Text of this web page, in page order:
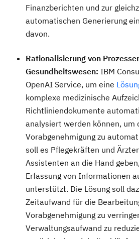
Finanzberichten und zur
automatischen Generierung
davon.
Rationalisierung von
Gesundheitswesen: IBM
OpenAI Service, um eine
komplexe medizinische
Richtliniendokumente
analysiert werden können, um
Vorabgenehmigung zu
soll es Pflegekräften und
Assistenten an die Hand
Erfassung von Informationen
unterstützt. Die Lösung soll
Zeitaufwand für die
Vorabgenehmigung zu
Verwaltungsaufwand zu